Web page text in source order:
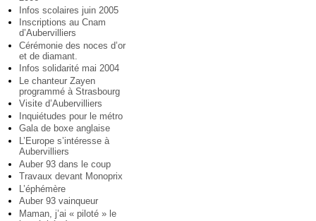
Infos scolaires juin 2005
Inscriptions au Cnam
d’Aubervilliers
Cérémonie des noces d’or
et de diamant.
Infos solidarité mai 2004
Le chanteur Zayen
programmé à Strasbourg
Visite d’Aubervilliers
Inquiétudes pour le métro
Gala de boxe anglaise
L’Europe s’intéresse à
Aubervilliers
Auber 93 dans le coup
Travaux devant Monoprix
L’éphémère
Auber 93 vainqueur
Maman, j’ai « piloté » le